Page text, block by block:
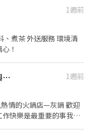
顧客、收銀結帳、環境
哩，並以舒適衛生的用
誠懇價格，強調食品安
起、朋友一起，皆可享
1週前
、煮茶 外送服務 環境清
！
🌟灰鍋 早/晚班PT $ 220起 南京復興👍🏻
1週前
的火鍋店—灰鍋 歡迎
快樂是最重要的事我們